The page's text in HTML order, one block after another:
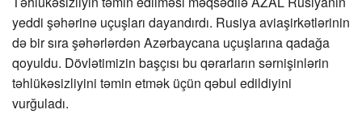
yeddi şəhərinə uçuşları dayandırdı. Rusiya aviaşirkətlərinin
də bir sıra şəhərlərdən Azərbaycana uçuşlarına qadağa
qoyuldu. Dövlətimizin başçısı bu qərarların sərnişinlərin
təhlükəsizliyini təmin etmək üçün qəbul edildiyini
vurğuladı.